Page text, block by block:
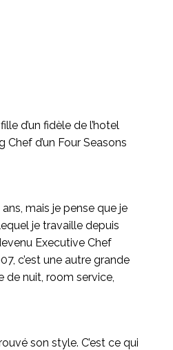
d’un fidèle de l’hotel
d’un Four Seasons
mais je pense que je
je travaille depuis
Executive Chef
c’est une autre grande
de nuit, room service,
son style. C’est ce qui